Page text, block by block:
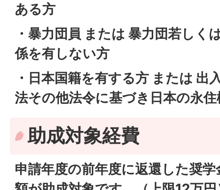
ある方
・暴力団員 または 暴力団若しく
係を有しない方
・日本国籍を有する方 または 出
法その他法令に基づき日本の永
助成対象経費
申請年度の前年度に返還した奨